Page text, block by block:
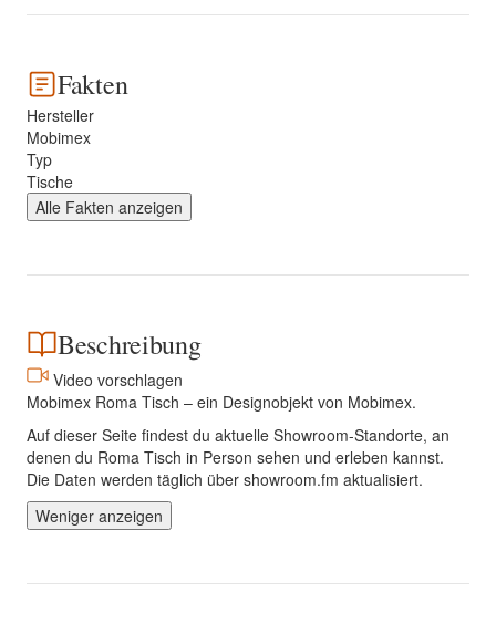
Fakten
Hersteller
Mobimex
Typ
Tische
Alle Fakten anzeigen
Beschreibung
Video vorschlagen
Mobimex Roma Tisch – ein Designobjekt von Mobimex.
Auf dieser Seite findest du aktuelle Showroom-Standorte, an
denen du Roma Tisch in Person sehen und erleben kannst.
Die Daten werden täglich über showroom.fm aktualisiert.
Weniger anzeigen